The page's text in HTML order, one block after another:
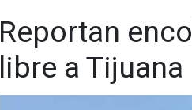
Reportan
libre a Tijuana